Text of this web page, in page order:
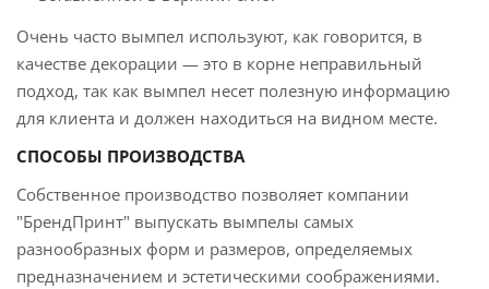
Очень часто вымпел используют, как говорится, в
качестве декорации — это в корне неправильный
подход, так как вымпел несет полезную информацию
для клиента и должен находиться на видном месте.
СПОСОБЫ ПРОИЗВОДСТВА
Собственное производство позволяет компании
"БрендПринт" выпускать вымпелы самых
разнообразных форм и размеров, определяемых
предназначением и эстетическими соображениями.